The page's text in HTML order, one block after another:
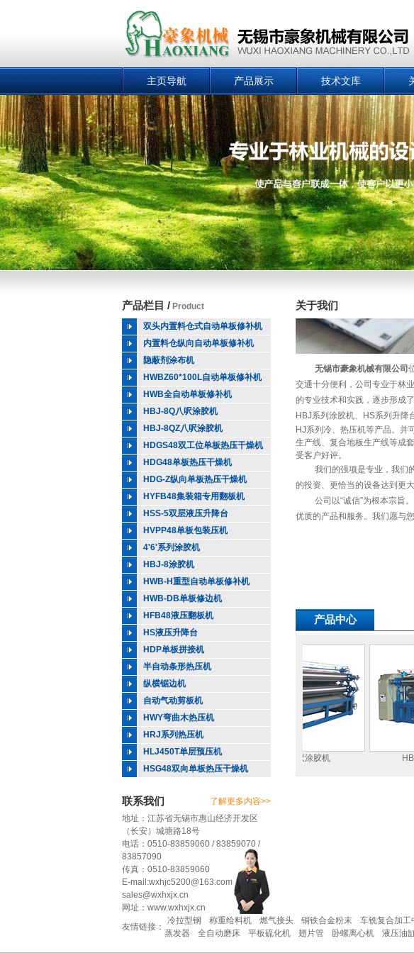
主页导航 产品展示 技术文库
产品栏目 / Product
双头内置料仓式自动单板修补机
内置料仓纵向自动单板修补机
隐蔽剂涂布机
HWBZ60*100L自动单板修补机
HWB全自动单板修补机
HBJ-8Q八呎涂胶机
HBJ-8QZ八呎涂胶机
HDGS48双工位单板热压干燥机
HDG48单板热压干燥机
HDG-Z纵向单板热压干燥机
HYFB48集装箱专用翻板机
HSS-5双层液压升降台
HVPP48单板包装压机
4'6'系列涂胶机
HBJ-8涂胶机
HWB-H重型自动单板修补机
HWB-DB单板修边机
HFB48液压翻板机
HS液压升降台
HDP单板拼接机
半自动条形热压机
纵横锯边机
自动气动剪板机
HWY弯曲木热压机
HRJ系列热压机
HLJ450T单层预压机
HSG48双向单板热压干燥机
联系我们
了解更多内容>>
地址：江苏省无锡市惠山经济开发区
（长安）城塘路18号
电话：0510-83859060 / 83859070 /
83857090
传真：0510-83859060
E-mail:wxhjc5200@163.com
sales@wxhxjx.cn
网址：www.wxhxjx.cn
关于我们
无锡市豪象机械有限公司
交通十分便利，公司专业于林
的专业技术和实践，逐步形成
HBJ系列涂胶机、HS系列升降
HJ系列冷、热压机等产品。并
生产线、复合地板生产线等成
受客户好评。
我们的强项是专业，我们的
的投资、更恰当的设备达到更大
公司以“诚信”为根本宗旨。
优质的产品和服务。我们愿与
产品中心
HWB全自动单板修补机 HBJ-8Q八呎涂胶机
友情链接：
冷拉型钢 称重给料机 燃气接头 铜铁合金粉末 车铣复合加工
蒸发器
全自动磨床 平板硫化机 翅片管 卧螺离心机 液压油